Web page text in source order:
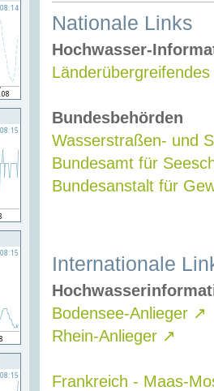
Nationale Links
Hochwasser-
Bundesbehörden
Wasserstraßen- und
Bundesamt für
Bundesanstalt für
Internationale
Bodensee-Anlieger ↗
Rhein-Anlieger ↗
Frankreich - Maas-